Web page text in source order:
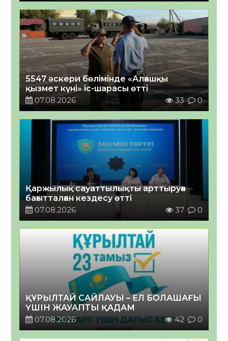
5547 әскери бөлімінде «Алғашқы
қызмет күні» іс-шарасы өтті
07.08.2026
33 0
Қаржылық сауаттылықты арттыруға
бағытталған кездесу өтті
07.08.2026
37 0
ҚҰРЫЛТАЙ САЙЛАУЫ – ЕЛ БОЛАШАҒЫ
ҮШІН ЖАУАПТЫ ҚАДАМ
07.08.2026
42 0